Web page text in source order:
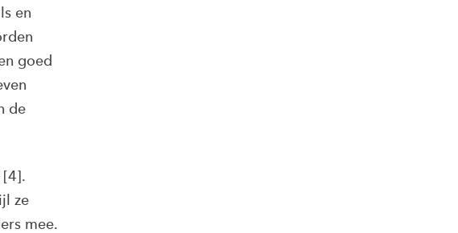
en
goed
de
[4].
ze
mee.